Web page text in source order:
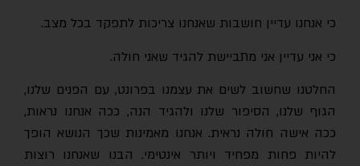
כי אנחנו עדיין חושבות שאנחנו צריכות לתפקד בכל מצב.
כי אני עדיין אני מתביישת להגיד שאני חולה.
החלטנו שחשוב לשים את עצמנו בפרונט, עם הפנים שלנו,
הגוף שלנו, הסיפור שלנו ולהגיד הנה, ככה אנחנו נראות,
ככה אישה חולה נראית. אנחנו מאמינות שכך הנושא הופך
להיות פחות מפחיד ויותר אינטימי. הבנו שאנחנו רוצות